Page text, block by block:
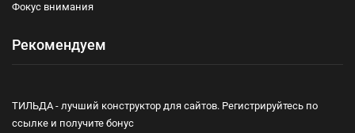
Фокус внимания
Рекомендуем
ТИЛЬДА - лучший конструктор для сайтов. Регистрируйтесь по
ссылке и получите бонус